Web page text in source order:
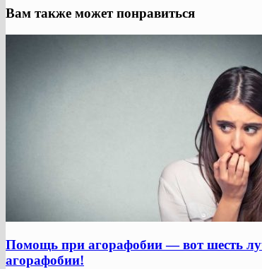
Вам также может понравиться
Помощь при агорафобии — вот шесть
агорафобии!